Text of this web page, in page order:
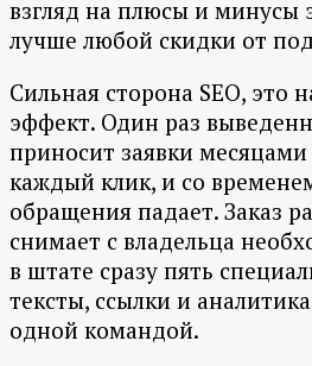
взгляд на плюсы и минусы
лучше любой скидки от
Сильная сторона SEO, это
эффект. Один раз
приносит заявки месяцами
каждый клик, и со
обращения падает. Заказ
снимает с владельца
в штате сразу пять
тексты, ссылки и
одной командой.